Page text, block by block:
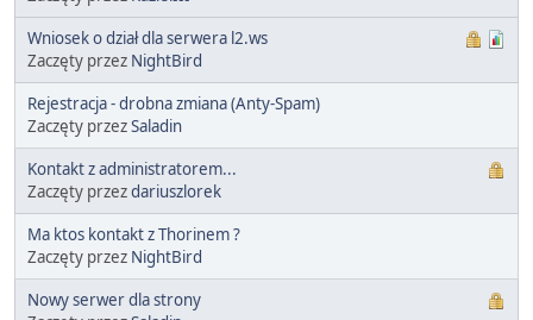
Wniosek o dział dla serwera l2.ws
Zaczęty przez NightBird
Rejestracja - drobna zmiana (Anty-Spam)
Zaczęty przezSaladin
Kontakt z administratorem...
Zaczęty przezdariuszlorek
Ma ktos kontakt z Thorinem ?
Zaczęty przez NightBird
Nowy serwer dla strony